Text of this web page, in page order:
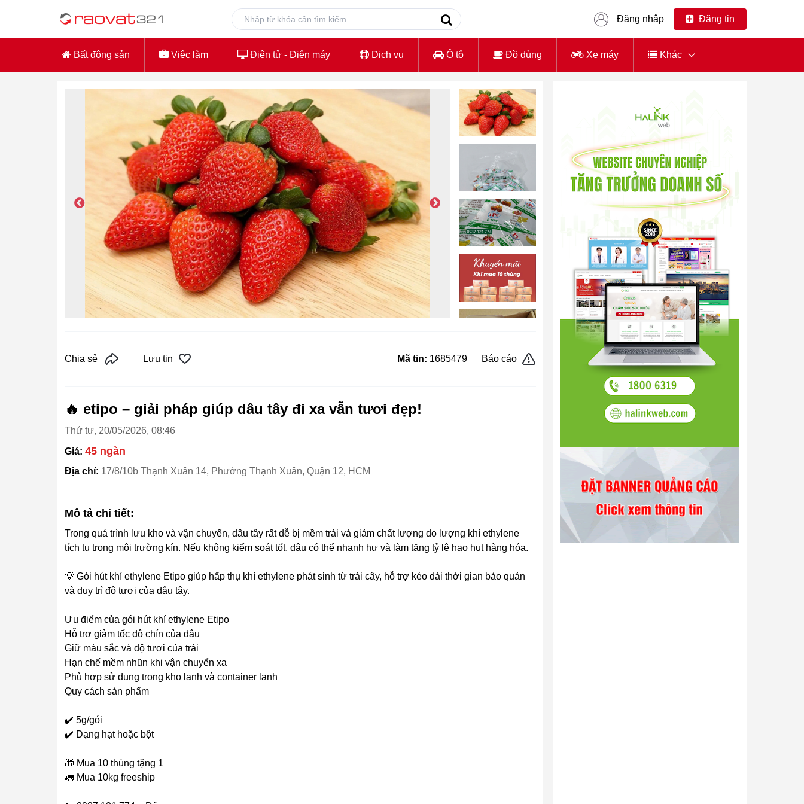
Đăng nhập Đăng tin
Bất động sản Việc làm Điện tử - Điện máy Dịch vụ Ô tô Đồ dùng Xe máy Khác
Chia sẻ Lưu tin Mã tin: 1685479 Báo cáo
🔥 etipo – giải pháp giúp dâu tây đi xa vẫn tươi đẹp!
Thứ tư, 20/05/2026, 08:46
Giá: 45 ngàn
Địa chỉ: 17/8/10b Thạnh Xuân 14, Phường Thạnh Xuân, Quận 12, HCM
Mô tả chi tiết:
Trong quá trình lưu kho và vận chuyển, dâu tây rất dễ bị mềm trái và giảm chất lượng do lượng khí ethylene
tích tụ trong môi trường kín. Nếu không kiểm soát tốt, dâu có thể nhanh hư và làm tăng tỷ lệ hao hụt hàng hóa.
💡 Gói hút khí ethylene Etipo giúp hấp thụ khí ethylene phát sinh từ trái cây, hỗ trợ kéo dài thời gian bảo quản
và duy trì độ tươi của dâu tây.
Ưu điểm của gói hút khí ethylene Etipo
Hỗ trợ giảm tốc độ chín của dâu
Giữ màu sắc và độ tươi của trái
Hạn chế mềm nhũn khi vận chuyển xa
Phù hợp sử dụng trong kho lạnh và container lạnh
Quy cách sản phẩm
✔️ 5g/gói
✔️ Dạng hạt hoặc bột
🎁 Mua 10 thùng tặng 1
🚛 Mua 10kg freeship